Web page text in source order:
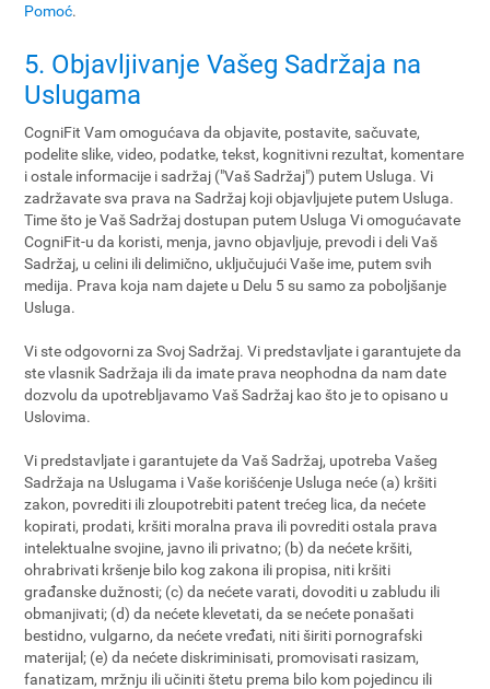
Pomoć.
5. Objavljivanje Vašeg Sadržaja na
Uslugama
CogniFit Vam omogućava da objavite, postavite, sačuvate,
podelite slike, video, podatke, tekst, kognitivni rezultat, komentare
i ostale informacije i sadržaj ("Vaš Sadržaj") putem Usluga. Vi
zadržavate sva prava na Sadržaj koji objavljujete putem Usluga.
Time što je Vaš Sadržaj dostupan putem Usluga Vi omogućavate
CogniFit-u da koristi, menja, javno objavljuje, prevodi i deli Vaš
Sadržaj, u celini ili delimično, uključujući Vaše ime, putem svih
medija. Prava koja nam dajete u Delu 5 su samo za poboljšanje
Usluga.
Vi ste odgovorni za Svoj Sadržaj. Vi predstavljate i garantujete da
ste vlasnik Sadržaja ili da imate prava neophodna da nam date
dozvolu da upotrebljavamo Vaš Sadržaj kao što je to opisano u
Uslovima.
Vi predstavljate i garantujete da Vaš Sadržaj, upotreba Vašeg
Sadržaja na Uslugama i Vaše korišćenje Usluga neće (a) kršiti
zakon, povrediti ili zloupotrebiti patent trećeg lica, da nećete
kopirati, prodati, kršiti moralna prava ili povrediti ostala prava
intelektualne svojine, javno ili privatno; (b) da nećete kršiti,
ohrabrivati kršenje bilo kog zakona ili propisa, niti kršiti
građanske dužnosti; (c) da nećete varati, dovoditi u zabludu ili
obmanjivati; (d) da nećete klevetati, da se nećete ponašati
bestidno, vulgarno, da nećete vređati, niti širiti pornografski
materijal; (e) da nećete diskriminisati, promovisati rasizam,
fanatizam, mržnju ili učiniti štetu prema bilo kom pojedincu ili